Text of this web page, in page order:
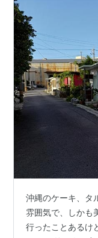
沖縄のケーキ、タ
雰囲気で、しかも
行ったことあるけ